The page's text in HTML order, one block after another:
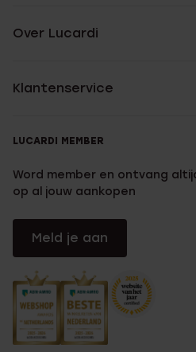
Over Lucardi
Klantenservice
LUCARDI MEMBER
Word member en ontvang
op al jouw aankopen
Meld je aan